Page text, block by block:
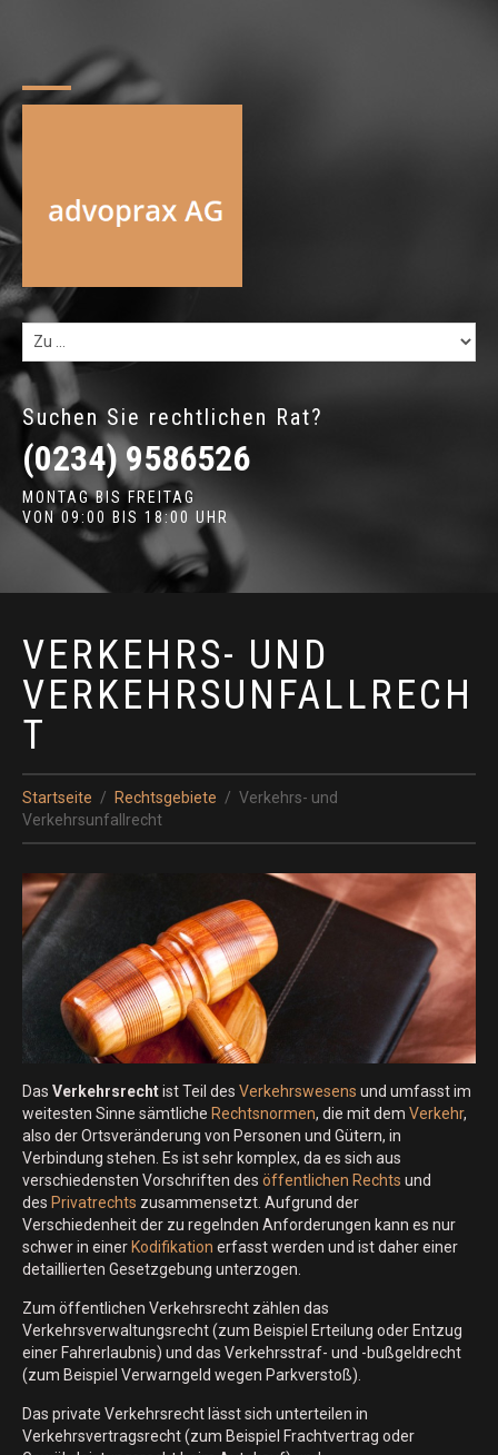
Suchen Sie rechtlichen Rat?
(0234) 9586526
MONTAG BIS FREITAG
VON 09:00 BIS 18:00 UHR
VERKEHRS- UND
VERKEHRSUNFALLRECH
T
Startseite Rechtsgebiete
Verkehrs- und
Verkehrsunfallrecht
Das Verkehrsrechtist Teil des Verkehrswesens und umfasst im
weitesten Sinne sämtliche Rechtsnormen, die mit dem Verkehr,
also der Ortsveränderung von Personen und Gütern, in
Verbindung stehen. Es ist sehr komplex, da es sich aus
verschiedensten Vorschriften des öffentlichen Rechts und
des Privatrechts zusammensetzt. Aufgrund der
Verschiedenheit der zu regelnden Anforderungen kann es nur
schwer in einer Kodifikation erfasst werden und ist daher einer
detaillierten Gesetzgebung unterzogen.
Zum öffentlichen Verkehrsrecht zählen das
Verkehrsverwaltungsrecht (zum Beispiel Erteilung oder Entzug
einer Fahrerlaubnis) und das Verkehrsstraf- und -bußgeldrecht
(zum Beispiel Verwarngeld wegen Parkverstoß).
Das private Verkehrsrecht lässt sich unterteilen in
Verkehrsvertragsrecht (zum Beispiel Frachtvertrag oder